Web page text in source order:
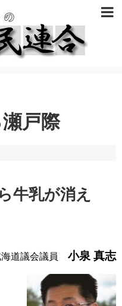
戸際
牛乳が消え
海道議会議員 小泉 真志